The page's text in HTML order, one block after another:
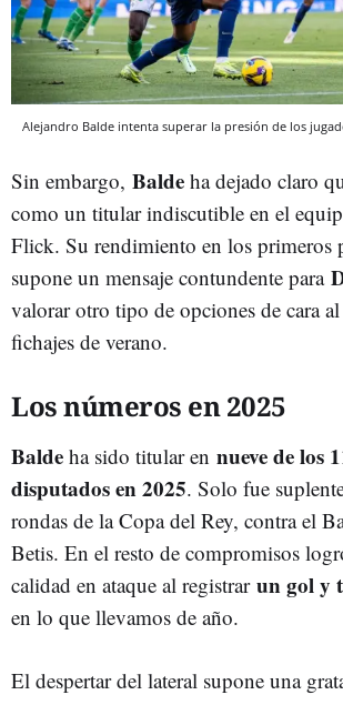
Alejandro Balde intenta superar la presión de los
Sin embargo, Balde ha dejado claro
como un titular indiscutible en el
Flick. Su rendimiento en los primeros
supone un mensaje contundente para
valorar otro tipo de opciones de cara
fichajes de verano.
Los números en 2025
Balde ha sido titular en nueve de los
disputados en 2025. Solo fue
rondas de la Copa del Rey, contra el
Betis. En el resto de compromisos
calidad en ataque al registrar un gol y
en lo que llevamos de año.
El despertar del lateral supone una